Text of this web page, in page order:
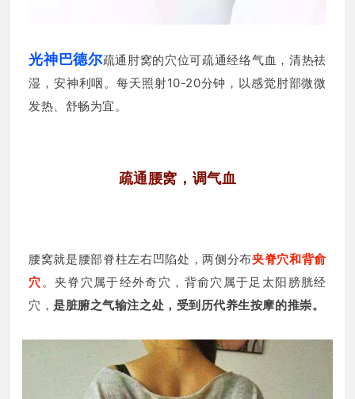
光神巴德尔疏通 肘窝的穴位可疏通经络气血，清热祛
湿，安神利咽。每天照射10-20分钟， 以感觉肘部微微
发热、舒畅为宜。
疏通腰窝，调气血
腰窝就是腰部脊柱左右凹陷处，两侧分布夹脊穴和背俞
穴。夹脊穴属于经外奇穴，背俞穴属于足太阳膀胱经
穴，是脏腑之气输注之处，受到历代养生按摩的推崇。